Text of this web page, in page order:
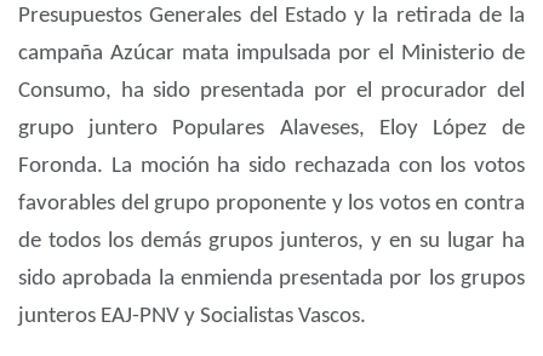
Presupuestos Generales del Estado y la retirada de la
campaña Azúcar mata impulsada por el Ministerio de
Consumo, ha sido presentada por el procurador del
grupo juntero Populares Alaveses, Eloy López de
Foronda. La moción ha sido rechazada con los votos
favorables del grupo proponente y los votos en contra
de todos los demás grupos junteros, y en su lugar ha
sido aprobada la enmienda presentada por los grupos
junteros EAJ-PNV y Socialistas Vascos.